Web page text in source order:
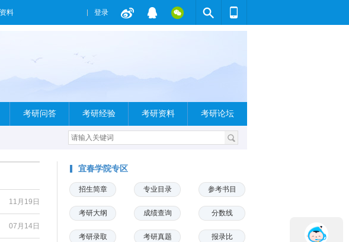
资料 登录
考研问答 考研经验 考研资料 考研论坛
11月19日
07月14日
宜春学院专区
招生简章 专业目录 参考书目
考研大纲 成绩查询 分数线
考研录取 考研真题 报录比